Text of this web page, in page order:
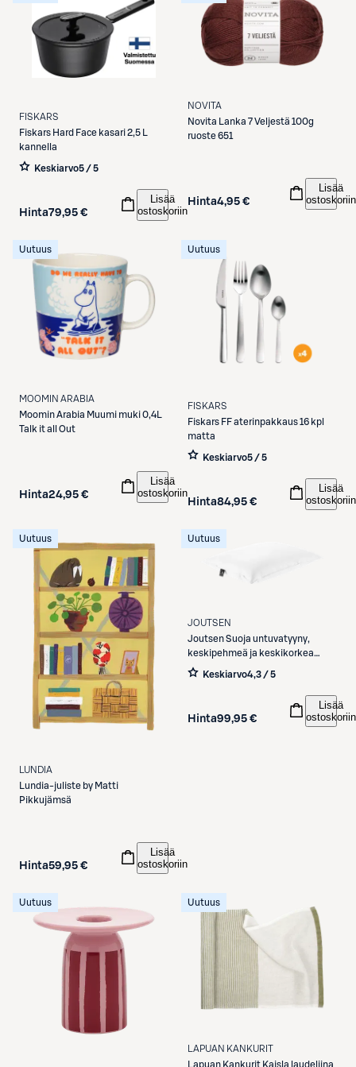
FISKARS
Fiskars Hard Face kasari 2,5 L
kannella
Keskiarvo5 / 5
Hinta79,95 €
Lisää
ostoskoriin
NOVITA
Novita
Lanka 7 Veljestä 100g
ruoste 651
Hinta4,95 €
Lisää
ostoskoriin
Uutuus
MOOMIN ARABIA
Moomin Arabia Muumi muki 0,4L
Talk it all Out
Hinta24,95 €
Lisää
ostoskoriin
Uutuus
FISKARS
Fiskars FF aterinpakkaus 16 kpl
matta
Keskiarvo5 / 5
Hinta84,95 €
Lisää
ostoskoriin
Uutuus
LUNDIA
Lundia-juliste by Matti
Pikkujämsä
Hinta59,95 €
Lisää
ostoskoriin
Uutuus
JOUTSEN
JoutsenSuoja untuvatyyny,
keskipehmeä ja keskikorkea
50x60 cm 500 g
Keskiarvo4,3 / 5
Hinta99,95 €
Lisää
ostoskoriin
Uutuus Uutuus
LAPUAN KANKURIT
Lapuan Kankurit Kaisla laudeliina